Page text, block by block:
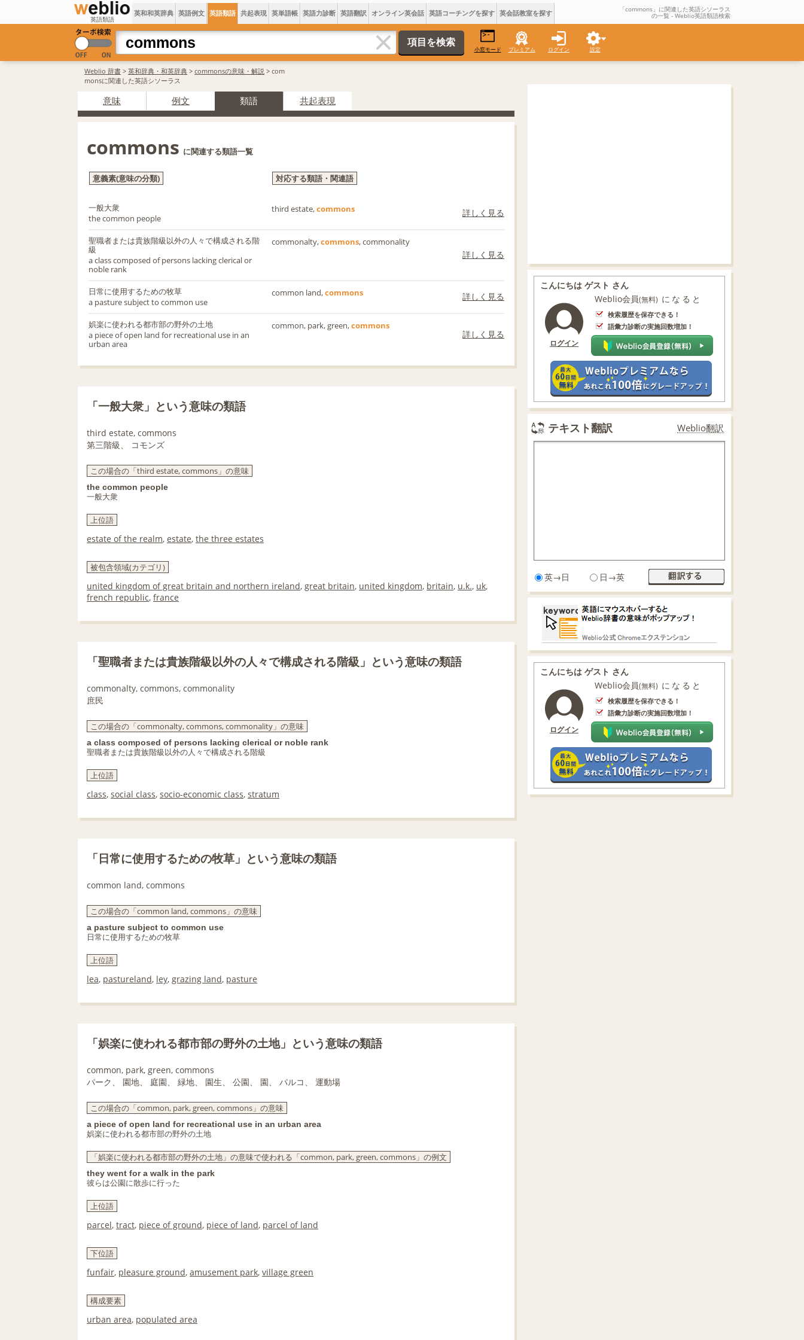
英語類語
英和和英辞典 英語例文 英語類語 共起表現 英単語帳 英語力診断 英語翻訳 オンライン英会話 英語コーチングを探す 英会話教室を探す 「commons」に関連した英語シソーラス
の一覧 - Weblio英語類語検索
小窓モード プレミアム ログイン 設定
Weblio 辞書 > 英和辞典・和英辞典 > commonsの意味・解説 > com
monsに関連した英語シソーラス
意味 例文 類語 共起表現
commons に関連する類語一覧
意義素(意味の分類) 対応する類語・関連語
一般大衆
the common people
third estate,commons 詳しく見る
聖職者または貴族階級以外の人々で構成される階
級
a class composed of persons lacking clerical or
noble rank
commonalty,commons, commonality
詳しく見る
日常に使用するための牧草
a pasture subject to common use
common land,commons 詳しく見る
娯楽に使われる都市部の野外の土地
a piece of open land for recreational use in an
urban area
common, park, green,commons
詳しく見る
「一般大衆」という意味の類語
third estate, commons
第三階級、 コモンズ
この場合の「third estate, commons」の意味
the common people
一般大衆
上位語
estate of the realm, estate, the three estates
被包含領域(カテゴリ)
united kingdom of great britain and northern ireland, great britain, united kingdom, britain, u.k., uk,
french republic, france
「聖職者または貴族階級以外の人々で構成される階級」という意味の類語
commonalty, commons, commonality
庶民
この場合の「commonalty, commons, commonality」の意味
a class composed of persons lacking clerical or noble rank
聖職者または貴族階級以外の人々で構成される階級
上位語
class, social class, socio-economic class, stratum
「日常に使用するための牧草」という意味の類語
common land, commons
この場合の「common land, commons」の意味
a pasture subject to common use
日常に使用するための牧草
上位語
lea, pastureland, ley, grazing land, pasture
「娯楽に使われる都市部の野外の土地」という意味の類語
common, park, green, commons
パーク、 園地、 庭園、 緑地、 園生、 公園、 園、 パルコ、 運動場
この場合の「common, park, green, commons」の意味
a piece of open land for recreational use in an urban area
娯楽に使われる都市部の野外の土地
「娯楽に使われる都市部の野外の土地」の意味で使われる「common, park, green, commons」の例文
they went for a walk in the park
彼らは公園に散歩に行った
上位語
parcel, tract, piece of ground, piece of land, parcel of land
下位語
funfair, pleasure ground, amusement park, village green
構成要素
urban area, populated area
こんにちは ゲスト さん
ログイン
Weblio会員(無料) になると
検索履歴を保存できる！
語彙力診断の実施回数増加！
テキスト翻訳 Weblio翻訳
英→日 日→英
こんにちは ゲスト さん
ログイン
Weblio会員(無料) になると
検索履歴を保存できる！
語彙力診断の実施回数増加！